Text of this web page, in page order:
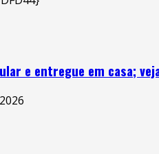
e entregue em casa;